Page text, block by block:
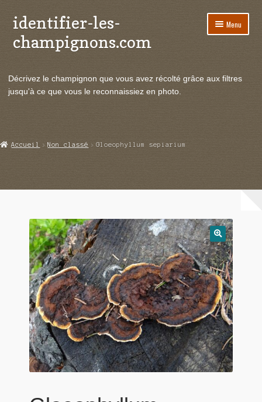
Aller
à
la
Aller
au
contenu
identifier-les-
champignons.com
Menu
le
Actualités
Echanges et contacts
Décrivez le champignon que vous avez récolté grâce aux filtres
jusqu'à ce que vous le reconnaissiez en photo.
Accueil Non classé Gloeophyllum sepiarium